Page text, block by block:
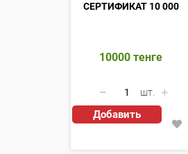
СЕРТИФИКАТ 10 000
10000тенге
шт.
Добавить